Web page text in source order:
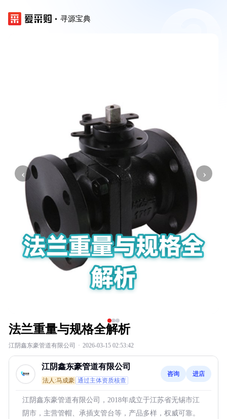
寻源宝典
‹ ›
法兰重量与规格全解析
江阴鑫东豪管道有限公司 · 2026-03-15 02:53:42
江阴鑫东豪管道有限公司
法人:马成豪 通过主体资质核查
咨询 进店
江阴鑫东豪管道有限公司，2018年成立于江苏省无锡市江
阴市，主营管帽、承插支管台等，产品多样，权威可靠。